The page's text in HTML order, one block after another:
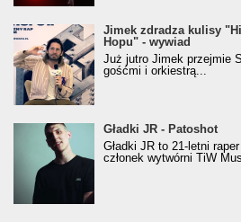
Jimek zdradza kulisy
Hopu" - wywiad
Jimek zdradza kulisy
Hopu" - wywiad
Już jutro Jimek przejmie
gośćmi i orkiestrą...
Gładki JR - Patoshot
Gładki JR - Patoshot
Gładki JR to 21-letni
członek wytwórni TiW